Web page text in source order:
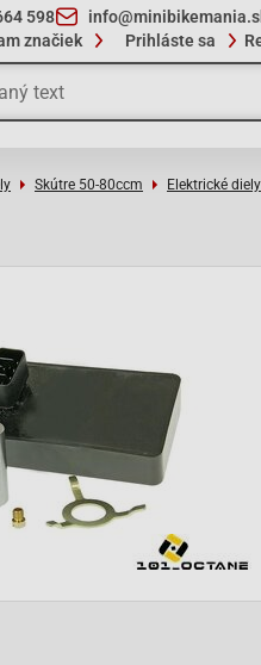
598
značiek Prihláste sa
Skútre 50-80ccm Elektrické diely